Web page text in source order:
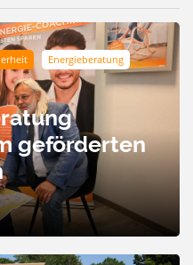
Energieberatung
geförderten